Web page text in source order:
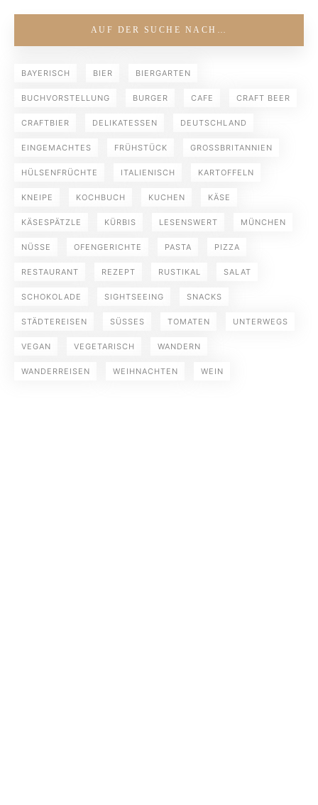
AUF DER SUCHE NACH…
BAYERISCH BIER BIERGARTEN
BUCHVORSTELLUNG BURGER CAFE CRAFT BEER
CRAFTBIER DELIKATESSEN DEUTSCHLAND
EINGEMACHTES FRÜHSTÜCK GROSSBRITANNIEN
HÜLSENFRÜCHTE ITALIENISCH KARTOFFELN
KNEIPE KOCHBUCH KUCHEN KÄSE
KÄSESPÄTZLE KÜRBIS LESENSWERT MÜNCHEN
NÜSSE OFENGERICHTE PASTA PIZZA
RESTAURANT REZEPT RUSTIKAL SALAT
SCHOKOLADE SIGHTSEEING SNACKS
STÄDTEREISEN SÜSSES TOMATEN UNTERWEGS
VEGAN VEGETARISCH WANDERN
WANDERREISEN WEIHNACHTEN WEIN